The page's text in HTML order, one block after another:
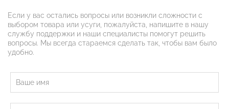
Если у вас остались вопросы или возникли сложности с
выбором товара или усуги, пожалуйста, напишите в нашу
службу поддержки и наши специалисты помогут решить
вопросы. Мы всегда стараемся сделать так, чтобы вам было
удобно.